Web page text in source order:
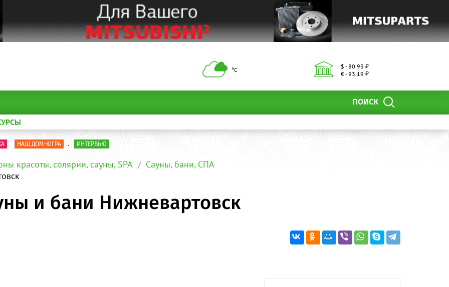
°С
$ - 80.93 ₽
€ - 93.19 ₽
ПОИСК
НАШ ДОМ-ЮГРА . ИНТЕРВЬЮ
красоты, солярии, сауны, SPA
Сауны, бани, СПА
и бани Нижневартовск